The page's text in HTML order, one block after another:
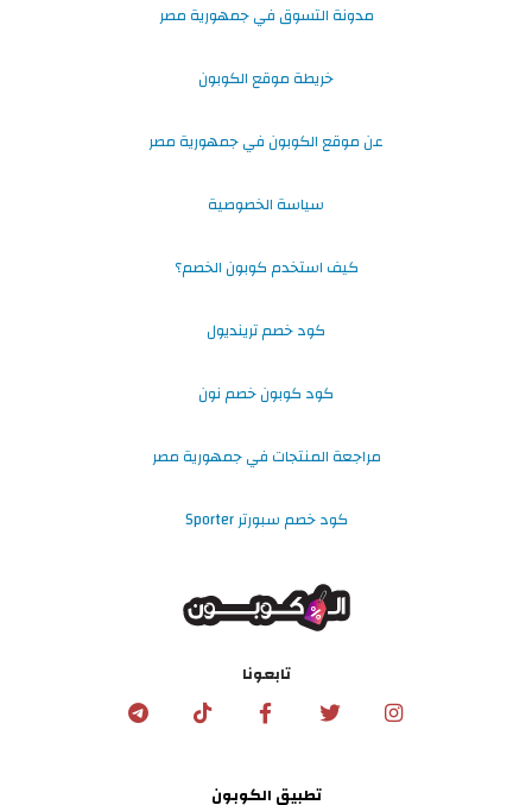
مدونة التسوق في جمهورية مصر
خريطة موقع الكوبون
عن موقع الكوبون في جمهورية مصر
سياسة الخصوصية
كيف استخدم كوبون الخصم؟
كود خصم ترينديول
كود كوبون خصم نون
مراجعة المنتجات في جمهورية مصر
كود خصم سبورتر Sporter
تابعونا
تطبيق الكوبون